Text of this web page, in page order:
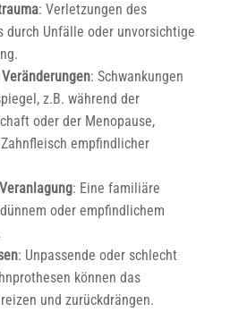
: Verletzungen des
durch Unfälle oder unvorsichtige
: Schwankungen
z.B. während der
oder der Menopause,
empfindlicher
: Eine familiäre
oder empfindlichem
: Unpassende oder schlecht
können das
und zurückdrängen.